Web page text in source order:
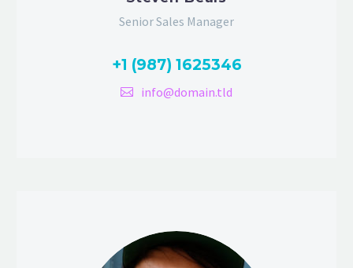
Senior Sales Manager
+1 (987) 1625346
info@domain.tld